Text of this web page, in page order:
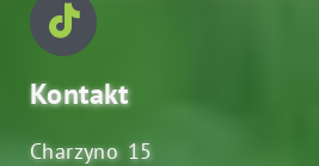
Kontakt
Charzyno 15